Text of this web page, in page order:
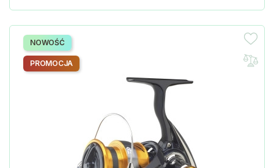
NOWOŚĆ
PROMOCJA